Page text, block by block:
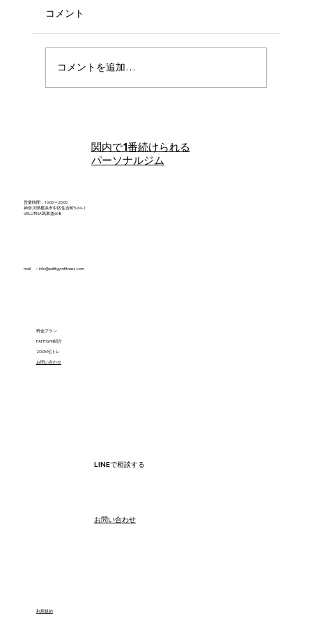
コメント
コメントを追加…
営業時間：10:00〜20:00
神奈川県横浜市中区住吉町5-64-1
VELUTINA馬車道608
mail ：info@pafitgymfitness.com
関内で1番続けられる
パーソナルジム
料金プラン
PAFITGYM紹介
ZOOM宅トレ
​お問い合わせ
利用規約
LINEで相談する
​お問い合わせ